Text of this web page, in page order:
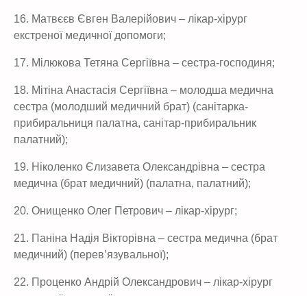
16. Матвєєв Євген Валерійович – лікар-хірург
екстреної медичної допомоги;
17. Мілюкова Тетяна Сергіївна – сестра-господиня;
18. Мітіна Анастасія Сергіївна – молодша медична
сестра (молодший медичний брат) (санітарка-
прибиральниця палатна, санітар-прибиральник
палатний);
19. Ніколенко Єлизавета Олександрівна – сестра
медична (брат медичний) (палатна, палатний);
20. Онищенко Олег Петрович – лікар-хірург;
21. Паніна Надія Вікторівна – сестра медична (брат
медичний) (перев’язувальної);
22. Проценко Андрій Олександрович – лікар-хірург